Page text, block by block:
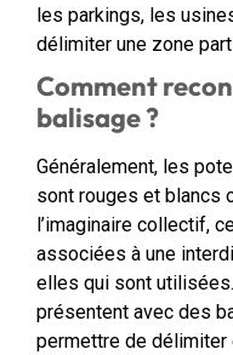
les parkings, les
délimiter une zone
Comment
balisage ?
Généralement, les
sont rouges et blancs
l’imaginaire collectif,
associées à une
elles qui sont
présentent avec des
permettre de délimiter